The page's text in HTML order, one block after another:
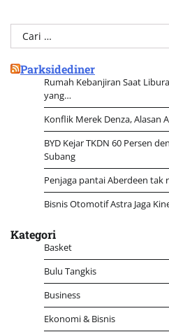
Cari
untuk:
Parksidediner
Rumah Kebanjiran Saat
yang…
Konflik Merek Denza, Alasan
BYD Kejar TKDN 60 Persen
Subang
Penjaga pantai Aberdeen tak
Bisnis Otomotif Astra Jaga
Kategori
Basket
Bulu Tangkis
Business
Ekonomi & Bisnis